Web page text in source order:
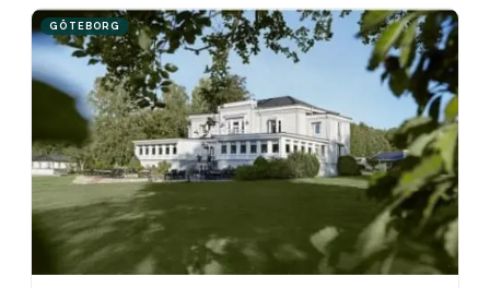
GÖTEBORG